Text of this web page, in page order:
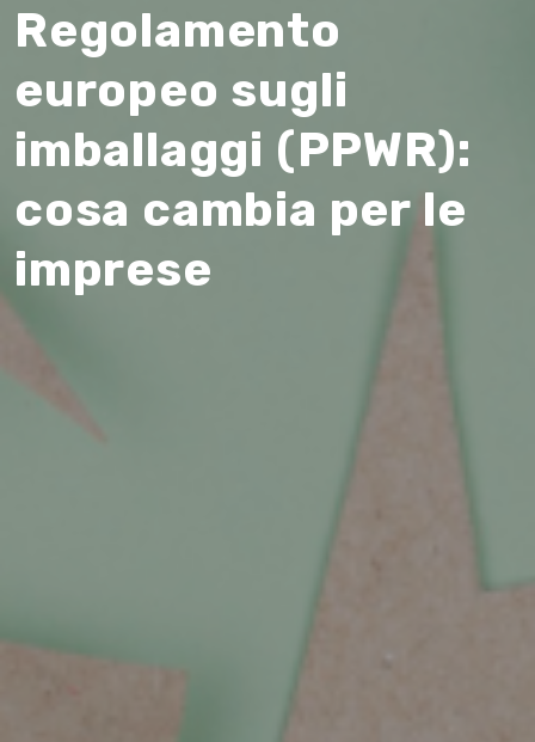
Regolamento
europeo sugli
imballaggi (PPWR):
cosa cambia per le
imprese